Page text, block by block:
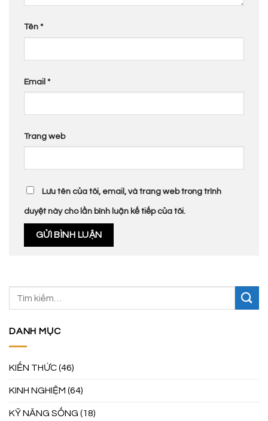
DANH MỤC
KIẾN THỨC(46)
KINH NGHIỆM (64)
KỸ NĂNG SỐNG (18)
Tên *
Email *
Trang web
Lưu tên của tôi, email, và trang web trong trình
duyệt này cho lần bình luận kế tiếp của tôi.